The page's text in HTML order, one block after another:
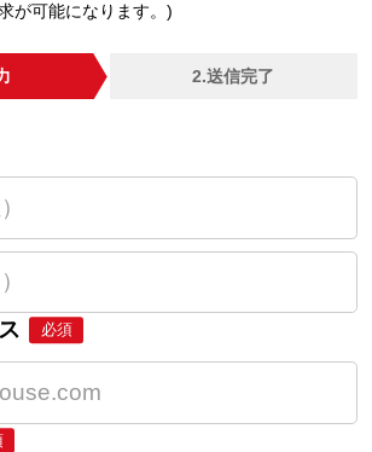
が可能になります。)
2.送信完了
必須